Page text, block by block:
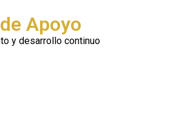
Apoyo
y desarrollo continuo